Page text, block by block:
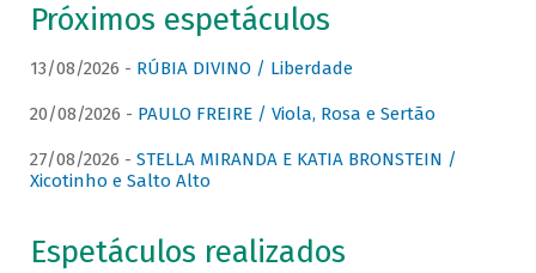
Próximos espetáculos
13/08/2026 - RÚBIA DIVINO / Liberdade
20/08/2026 - PAULO FREIRE / Viola, Rosa e Sertão
27/08/2026 - STELLA MIRANDA E KATIA BRONSTEIN /
Xicotinho e Salto Alto
Espetáculos realizados